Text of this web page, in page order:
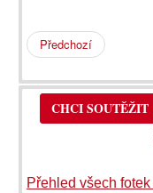
Předchozí
CHCI SOUTĚŽIT
Přehled všech fotek